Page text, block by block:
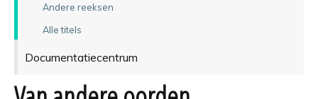
Andere reeksen
Alle titels
Documentatiecentrum